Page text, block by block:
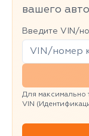
вашего
Введите VIN/
Для максимально
VIN